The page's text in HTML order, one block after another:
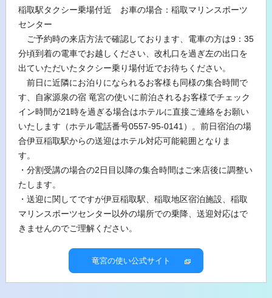
稲取駅タクシー乗場付近 お車の場合：稲取マリンスポーツ
センター
ご予約時の来店方法で確認しております、電車の方は9：35
分頃到着の電車でお越しください、改札口を過ぎ左の出口を
出ていただいたタクシー乗り場付近でお待ちください。
前日に近隣にお泊りになられるお客様も同様の集合時間で
す、自家源泉の宿 竜宮の使いに前泊されるお客様でチェック
イン時間が21時を過ぎる場合はホテルに直接ご連絡をお願い
いたします（ホテル電話番号0557-95-0141）。前日宿泊の場
合伊豆稲取駅からの送迎はホテル対応可能範囲となりま
す。
・分割受講の場合の2日目以降の集合時間はご来店後に調整い
たします。
・送迎に関してですが伊豆稲取駅、稲取地区宿泊施設、稲取
マリンスポーツセンター以外の場所での乗降、送迎対応はで
きませんのでご理解ください。
竜宮の使い公式サイト